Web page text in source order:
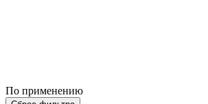
По применению